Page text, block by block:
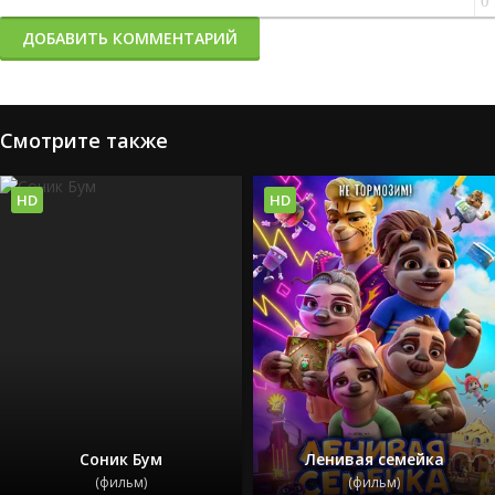
ДОБАВИТЬ КОММЕНТАРИЙ
Смотрите также
Соник Бум
(фильм)
HD
Ленивая семейка
(фильм)
HD